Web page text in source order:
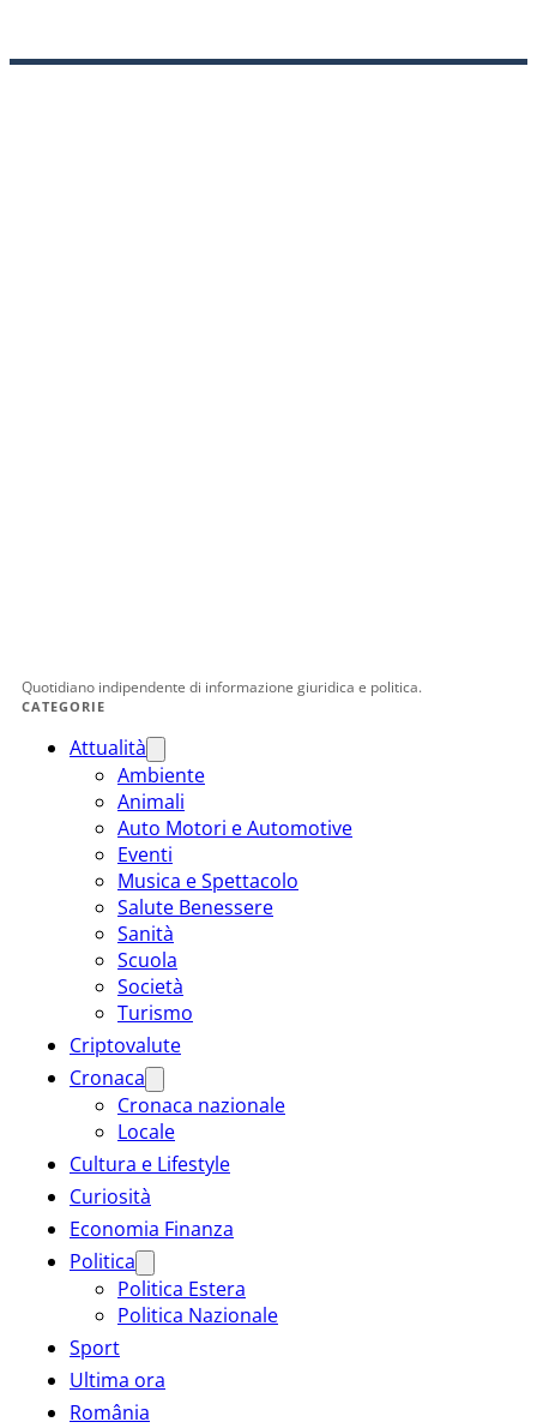
Quotidiano indipendente di informazione giuridica e politica.
CATEGORIE
Attualità
Ambiente
Animali
Auto Motori e Automotive
Eventi
Musica e Spettacolo
Salute Benessere
Sanità
Scuola
Società
Turismo
Criptovalute
Cronaca
Cronaca nazionale
Locale
Cultura e Lifestyle
Curiosità
Economia Finanza
Politica
Politica Estera
Politica Nazionale
Sport
Ultima ora
România